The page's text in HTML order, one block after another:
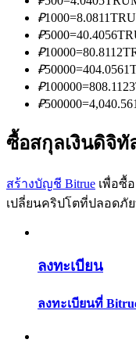
แนะนำ
คู่มือเริ่มต้นฟิวเจอ
กลยุทธ์การซื้อขา
₽1000=8.0811
₽5000=40.4056
₽10000=80.8112
₽50000=404.0561
₽100000=808.1123
₽500000=
ซื้อสกุลเงินดิจิทั
สร้างบัญชี Bitrue เพื่อซื้
เปลี่ยนคริปโตที่ปลอดภั
ลงทะเบียน
ลงทะเบียนที่